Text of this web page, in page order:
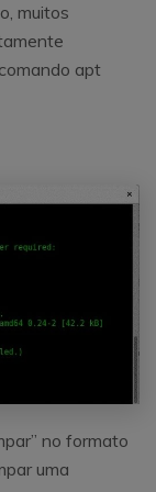
muitos
apt
no formato
uma